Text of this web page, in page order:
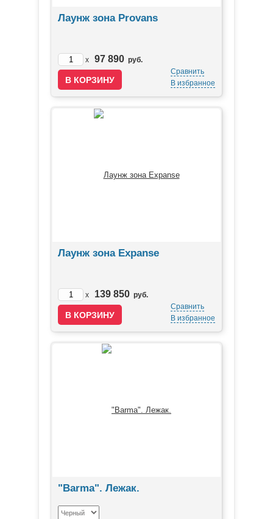
Лаунж зона Provans
x 97 890 руб.
Сравнить
В избранное
Лаунж зона Expanse
x 139 850 руб.
Сравнить
В избранное
"Barma". Лежак.